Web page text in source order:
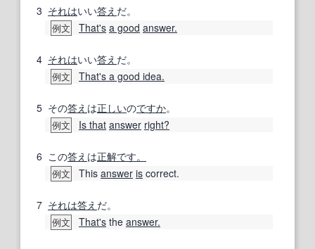
3 それはいい答え だ。
例文 That's a good answer.
4 それはいい答え だ。
例文 That's a good idea.
5 その答え は正しいのですか。
例文 Is that answer right?
6 この答え は正解です。
例文 This answer is correct.
7 それは答え だ。
例文 That's the answer.